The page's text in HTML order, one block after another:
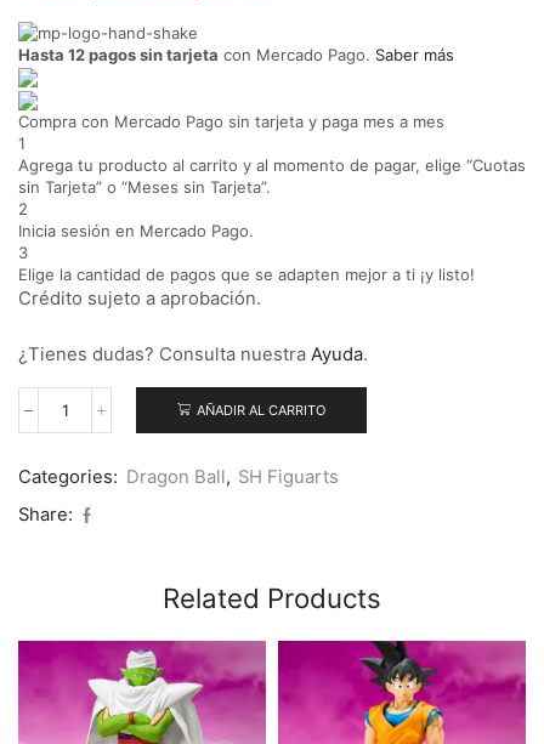
Hasta 12 pagos sin tarjeta con Mercado Pago. Saber más
Compra con Mercado Pago sin tarjeta y paga mes a mes
1
Agrega tu producto al carrito y al momento de pagar, elige “Cuotas
sin Tarjeta” o “Meses sin Tarjeta”.
2
Inicia sesión en Mercado Pago.
3
Elige la cantidad de pagos que se adapten mejor a ti ¡y listo!
Crédito sujeto a aprobación.
¿Tienes dudas? Consulta nuestra Ayuda.
AÑADIR AL CARRITO
Categories: Dragon Ball , SH Figuarts
Share:
Related Products